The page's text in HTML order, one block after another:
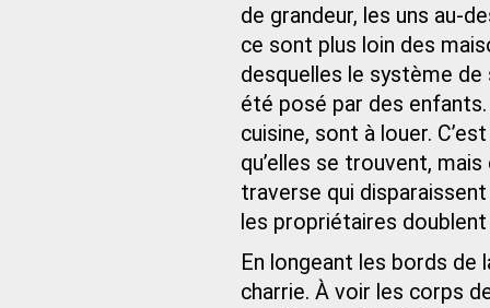
de grandeur, les uns au-
ce sont plus loin des
desquelles le système
été posé par des
cuisine, sont à louer.
qu’elles se trouvent,
traverse qui
les propriétaires
En longeant les bords de
charrie. À voir les corps